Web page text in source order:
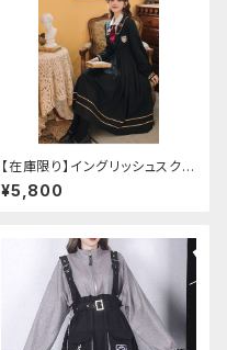
【在庫限り】イングリッシュスクー
ルセットアップ
¥5,800